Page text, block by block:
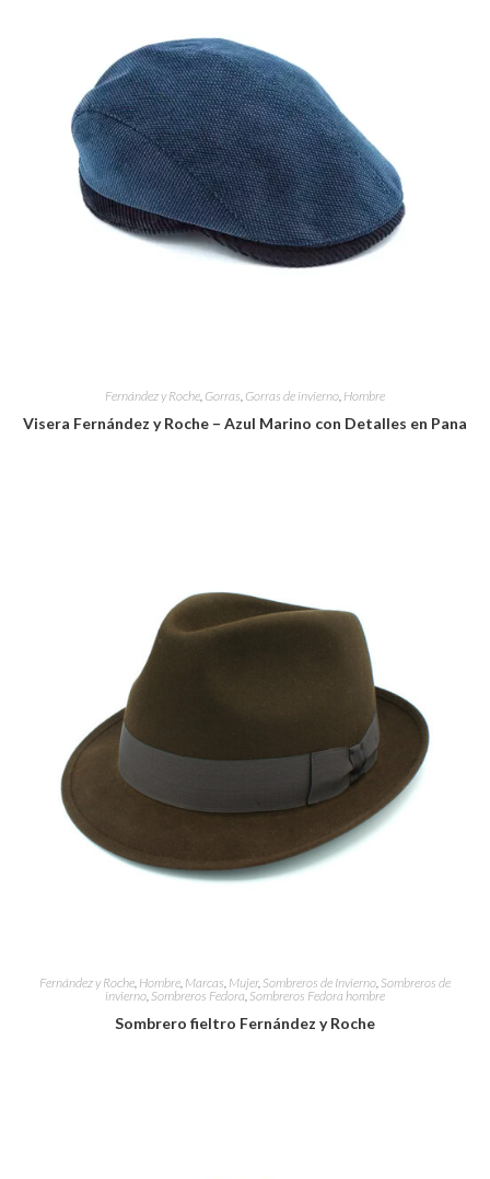
Fernández y Roche, Gorras, Gorras de invierno, Hombre
Visera Fernández y Roche – Azul Marino con Detalles en Pana
Fernández y Roche, Hombre, Marcas, Mujer, Sombreros de Invierno, Sombreros de
invierno, Sombreros Fedora, Sombreros Fedora hombre
Sombrero fieltro Fernández y Roche